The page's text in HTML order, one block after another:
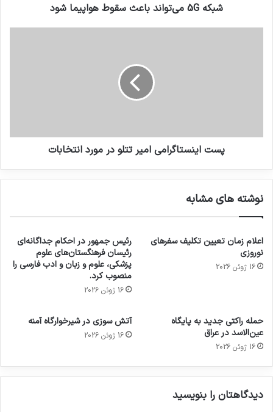
شبکه 5G می‌تواند باعث سقوط هواپیما شود
پست اینستاگرامی امیر تتلو در مورد انتخابات
نوشته های مشابه
اعلام زمان تعیین تکلیف سفرهای
نوروزی
16 ژوئن 2026
رئیس جمهور در احکام جداگانه‌ای
رئیسان فرهنگستان‌های علوم
پزشکی، علوم و زبان و ادب فارسی را
منصوب کرد.
16 ژوئن 2026
حمله راکتی جدید به پایگاه
عین‌الاسد در عراق
16 ژوئن 2026
آتش سوزی در شیرخوارگاه آمنه
16 ژوئن 2026
دیدگاهتان را بنویسید